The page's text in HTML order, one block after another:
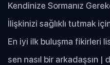
Kendinize Sormanız
İlişkinizi sağlıklı tutmak
En iyi ilk buluşma fikirleri
sen nasıl bir arkadaşsın |